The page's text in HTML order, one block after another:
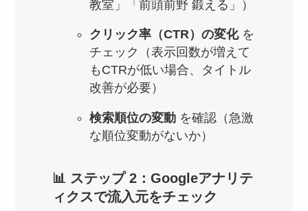
教室」「前頭前野 鍛える」）
クリック率（CTR）の変化を
チェック（表示回数が増えて
もCTRが低い場合、タイトル
改善が必要）
検索順位の変動を確認（急激
な順位変動がないか）
📊 ステップ 2：Googleアナリテ
ィクスで流入元をチェック